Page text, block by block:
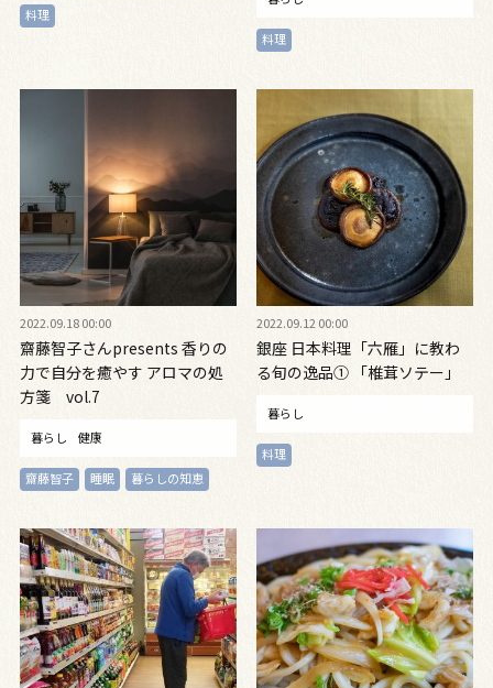
料理
料理
2022.09.18 00:00
齋藤智子さんpresents 香りの
力で自分を癒やす アロマの処
方箋 vol.7
暮らし 健康
齋藤智子 睡眠 暮らしの知恵
2022.09.12 00:00
銀座 日本料理「六雁」に教わ
る旬の逸品① 「椎茸ソテー」
暮らし
料理